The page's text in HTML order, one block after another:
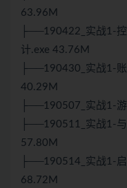
63.96M
├──190422_实战1-
计.exe 43.76M
├──190430_实战1-
40.29M
├──190507_实战1-
├──190511_实战1-与
57.80M
├──190514_实战1-
68.72M